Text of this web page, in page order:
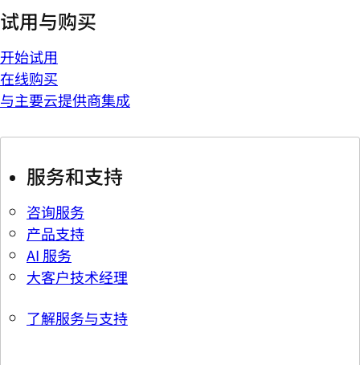
试用与购买
开始试用
在线购买
与主要云提供商集成
服务和支持
咨询服务
产品支持
AI 服务
大客户技术经理
了解服务与支持